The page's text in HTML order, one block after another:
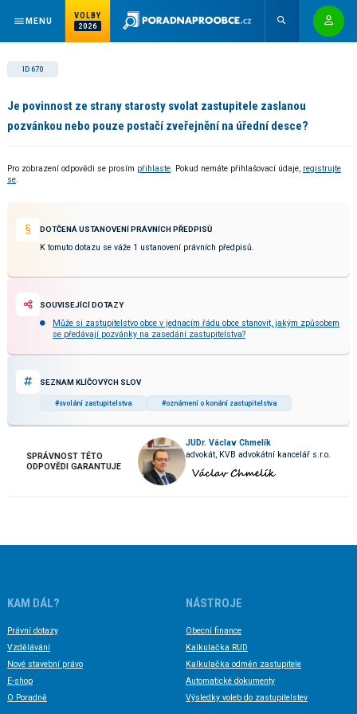
MENU
VOLBY
2026
ID 670
Je povinnost ze strany starosty svolat zastupitele zaslanou
pozvánkou nebo pouze postačí zveřejnění na úřední desce?
Pro zobrazení odpovědi se prosím přihlaste. Pokud nemáte přihlašovací údaje, registrujte
se.
DOTČENÁ USTANOVENÍ PRÁVNÍCH PŘEDPISŮ
K tomuto dotazu se váže 1 ustanovení právních předpisů.
SOUVISEJÍCÍ DOTAZY
Může si zastupitelstvo obce v jednacím řádu obce stanovit, jakým způsobem
se předávají pozvánky na zasedání zastupitelstva?
SEZNAM KLÍČOVÝCH SLOV
#svolání zastupitelstva #oznámení o konání zastupitelstva
SPRÁVNOST TÉTO
ODPOVĚDI GARANTUJE
JUDr. Václav Chmelík
advokát, KVB advokátní kancelář s.r.o.
KAM DÁL?
Právní dotazy
Vzdělávání
Nové stavební právo
E-shop
O Poradně
NÁSTROJE
Obecní finance
Kalkulačka RUD
Kalkulačka odměn zastupitele
Automatické dokumenty
Výsledky voleb do zastupitelstev